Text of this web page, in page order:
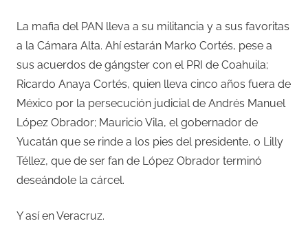
La mafia del PAN lleva a su militancia y a sus favoritas
a la Cámara Alta. Ahí estarán Marko Cortés, pese a
sus acuerdos de gángster con el PRI de Coahuila;
Ricardo Anaya Cortés, quien lleva cinco años fuera de
México por la persecución judicial de Andrés Manuel
López Obrador; Mauricio Vila, el gobernador de
Yucatán que se rinde a los pies del presidente, o Lilly
Téllez, que de ser fan de López Obrador terminó
deseándole la cárcel.
Y así en Veracruz.